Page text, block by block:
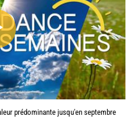
prédominante jusqu'en septembre